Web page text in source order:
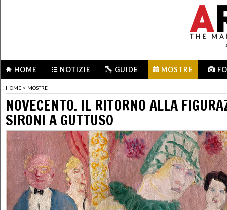
HOME NOTIZIE GUIDE MOSTRE
HOME > MOSTRE
NOVECENTO. IL RITORNO ALLA
SIRONI A GUTTUSO